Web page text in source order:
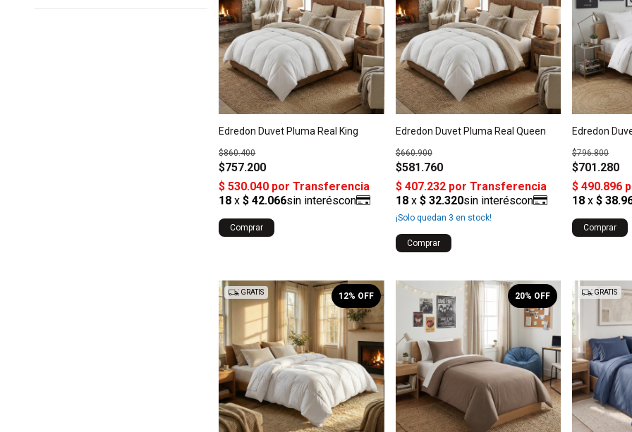
Edredon Duvet Pluma Real King
$757.200
$860.400
Comprar
Edredon Duvet Pluma Real Queen
$581.760
$660.900
¡Solo quedan 3 en stock!
Comprar
Edredon
$701.280
$796.800
Comprar
GRATIS 12% OFF 20% OFF GRATIS